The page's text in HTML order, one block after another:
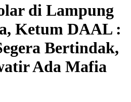
di Lampung
Ketum DAAL :
Bertindak,
Ada Mafia